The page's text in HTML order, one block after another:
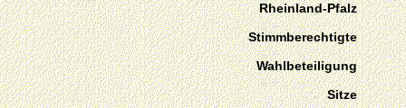
Rheinland-Pfalz
Stimmberechtigte
Wahlbeteiligung
Sitze